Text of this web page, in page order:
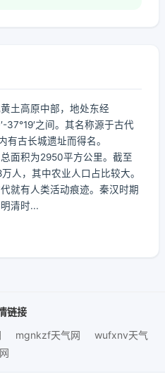
土高原中部，地处东经
37°19′之间。其名称源于古代
有古长城遗址而得名。
面积为2950平方公里。截至
人，其中农业人口占比较大。
就有人类活动痕迹。秦汉时期
清时...
链接
mgnkzf天气网
wufxnv天气
网